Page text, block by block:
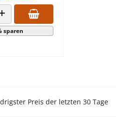
ANZAHL ERHÖHEN
sparen
Preis der letzten 30 Tage